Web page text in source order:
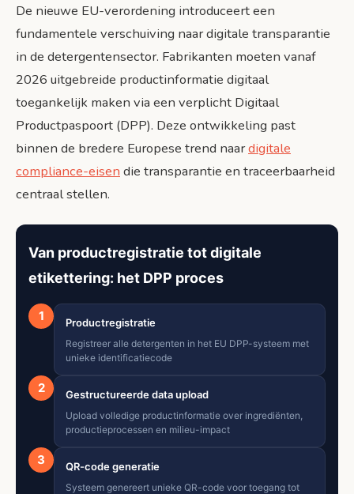
De nieuwe EU-verordening introduceert een
fundamentele verschuiving naar digitale transparantie
in de detergentensector. Fabrikanten moeten vanaf
2026 uitgebreide productinformatie digitaal
toegankelijk maken via een verplicht Digitaal
Productpaspoort (DPP). Deze ontwikkeling past
binnen de bredere Europese trend naardigitale
compliance-eisen die transparantie en traceerbaarheid
centraal stellen.
Van productregistratie tot digitale
etikettering: het DPP proces
1 Productregistratie
Registreer alle detergenten in het EU DPP-systeem met
unieke identificatiecode
2 Gestructureerde data upload
Upload volledige productinformatie over ingrediënten,
productieprocessen en milieu-impact
3 QR-code generatie
Systeem genereert unieke QR-code voor toegang tot